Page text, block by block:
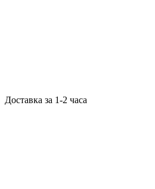
Доставка за 1-2 часа